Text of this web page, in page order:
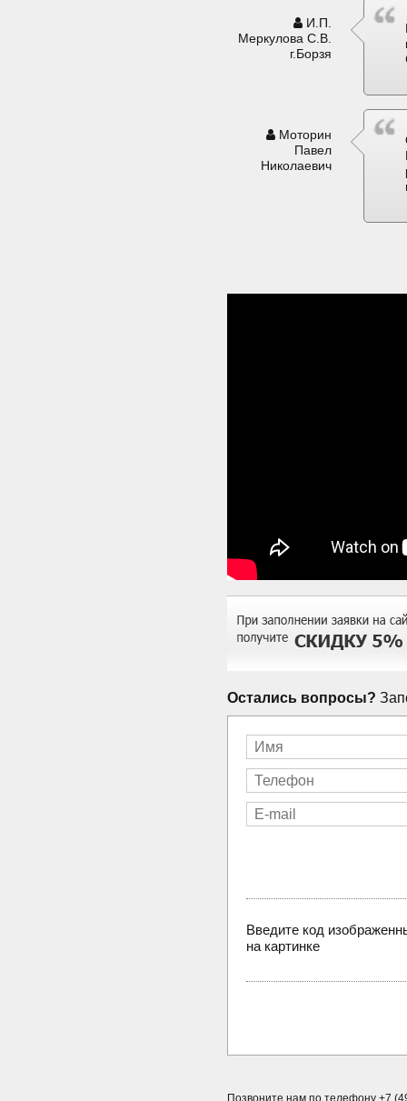
И.П.
Меркулова С.В.
г.Борзя
Моторин
Павел
Николаевич
Остались вопросы?
Введите код
на картинке
Позвоните нам по телефону +7